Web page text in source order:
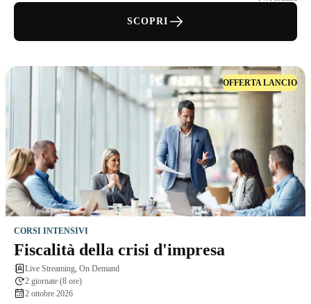
SCOPRI
OFFERTA LANCIO
CORSI INTENSIVI
Fiscalità della crisi d'impresa
Live Streaming, On Demand
2 giornate (8 ore)
2 ottobre 2026